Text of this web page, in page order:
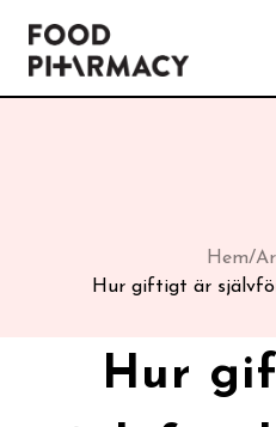
Hem/
Hur giftigt är
Hur